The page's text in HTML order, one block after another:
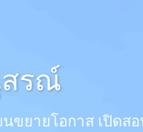
สรณ์
นขยายโอกาส เปิ